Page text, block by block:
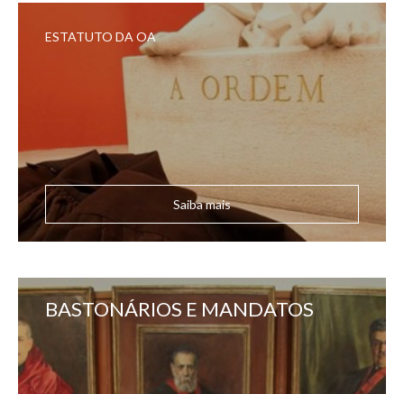
ESTATUTO DA OA
Saiba mais
BASTONÁRIOS E MANDATOS